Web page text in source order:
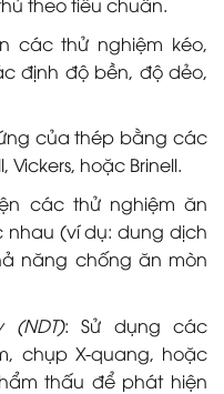
các thử nghiệm kéo,
định độ bền, độ dẻo,
của thép bằng các
hoặc Brinell.
các thử nghiệm ăn
nhau (ví dụ: dung dịch
năng chống ăn mòn
: Sử dụng các
chụp X-quang, hoặc
thấu để phát hiện